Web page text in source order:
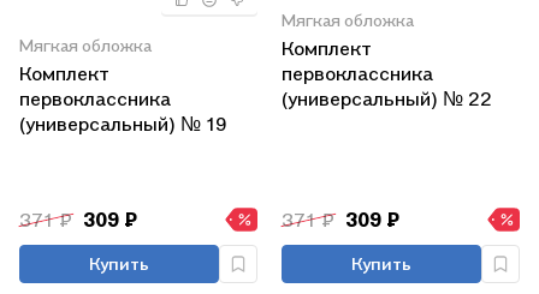
Мягкая обложка
Комплект
первоклассника
(универсальный) № 19
371 ₽ 309 ₽
Купить
Мягкая обложка
Комплект
первоклассника
(универсальный) № 22
371 ₽ 309 ₽
Купить